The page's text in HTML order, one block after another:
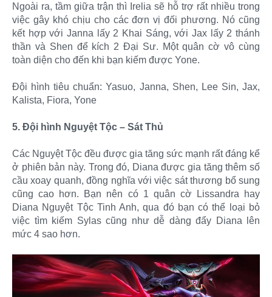
Ngoài ra, tầm giữa trận thì Irelia sẽ hỗ trợ rất nhiều trong
việc gây khó chịu cho các đơn vị đối phương. Nó cũng
kết hợp với Janna lấy 2 Khai Sáng, với Jax lấy 2 thánh
thần và Shen để kích 2 Đại Sư. Một quân cờ vô cùng
toàn diện cho đến khi bạn kiếm được Yone.
Đội hình tiêu chuẩn: Yasuo, Janna, Shen, Lee Sin, Jax,
Kalista, Fiora, Yone
5. Đội hình Nguyệt Tộc – Sát Thủ
Các Nguyệt Tộc đều được gia tăng sức mạnh rất đáng kể
ở phiên bản này. Trong đó, Diana được gia tăng thêm số
cầu xoay quanh, đồng nghĩa với việc sát thương bổ sung
cũng cao hơn. Bạn nên có 1 quân cờ Lissandra hay
Diana Nguyệt Tộc Tinh Anh, qua đó bạn có thể loại bỏ
việc tìm kiếm Sylas cũng như dễ dàng đẩy Diana lên
mức 4 sao hơn.